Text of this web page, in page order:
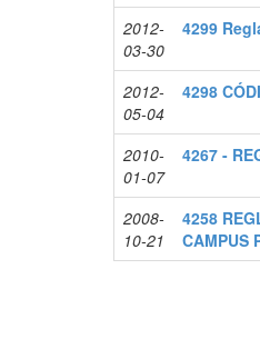
2012-
03-30
4299
2012-
05-04
4298
2010-
01-07
4267 -
2008-
10-21
4258
CAMPUS